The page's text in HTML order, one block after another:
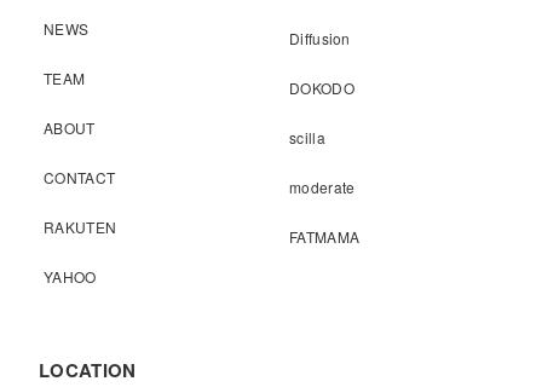
NEWS
TEAM
ABOUT
CONTACT
RAKUTEN
YAHOO
Diffusion
DOKODO
scilla
moderate
FATMAMA
LOCATION